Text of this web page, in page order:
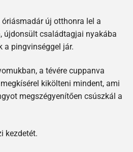
új otthonra lel a
újdonsült családtagjai nyakába
a pingvinséggel jár.
a tévére cuppanva
kikölteni mindent, ami
megszégyenítően csúszkál a
kezdetét.